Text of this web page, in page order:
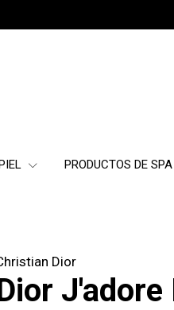
PRODUCTOS DE SPA
Dior
J'adore